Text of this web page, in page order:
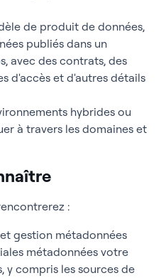
de produit de données,
publiés dans un
avec des contrats, des
d'accès et d'autres détails
hybrides ou
à travers les domaines et
:
gestion métadonnées
métadonnées votre
y compris les sources de